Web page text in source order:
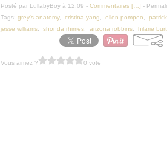
Posté par LullabyBoy à 12:09 - Commentaires [ ] -
Tags: grey's anatomy, cristina yang ellen pompeo
jesse williams
shonda rhimes arizona robbins hilarie
Vous aimez ? 0 vote